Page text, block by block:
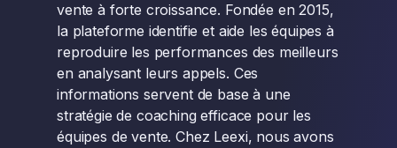
vente à forte croissance. Fondée en 2015,
la plateforme identifie et aide les équipes à
reproduire les performances des meilleurs
en analysant leurs appels. Ces
informations servent de base à une
stratégie de coaching efficace pour les
équipes de vente. Chez Leexi, nous avons